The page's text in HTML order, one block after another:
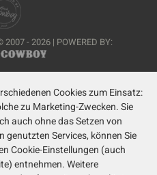
- 2026 | POWERED BY:
Cookies zum Einsatz:
zu Marketing-Zwecken. Sie
auch ohne das Setzen von
genutzten Services, können Sie
Cookie-Einstellungen (auch
entnehmen. Weitere